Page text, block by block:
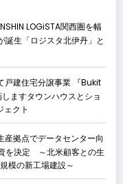
LOGiSTA関西圏を幅
誕生「ロジスタ北伊丹」と
戸建住宅分譲事業 『Bukit
ますタウンハウスとショ
ェクト
拠点でデータセンター向
を決定 ～北米顧客との生
模の新工場建設～